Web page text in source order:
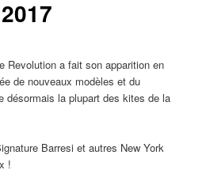
Revolution a fait son apparition en
de nouveaux modèles et du
désormais la plupart des kites de la
Barresi et autres New York
!